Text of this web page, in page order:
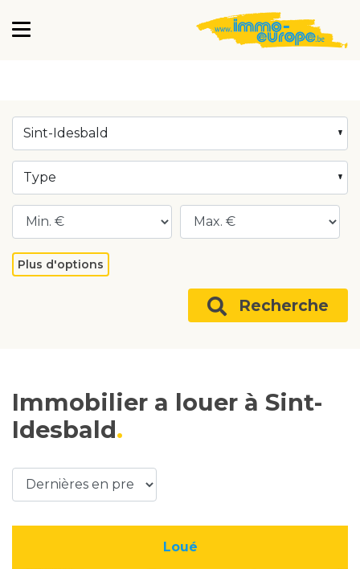
Sint-Idesbald
Type
Plus d'options
Recherche
Immobilier a louer à Sint-
Idesbald
Loué